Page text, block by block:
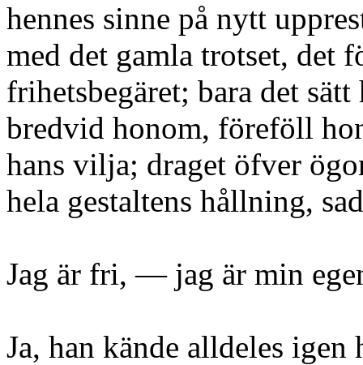
hennes sinne på nytt
med det gamla trotset, det
frihetsbegäret; bara det
bredvid honom, föreföll
hans vilja; draget öfver
hela gestaltens hållning,
Jag är fri, — jag är min
Ja, han kände alldeles